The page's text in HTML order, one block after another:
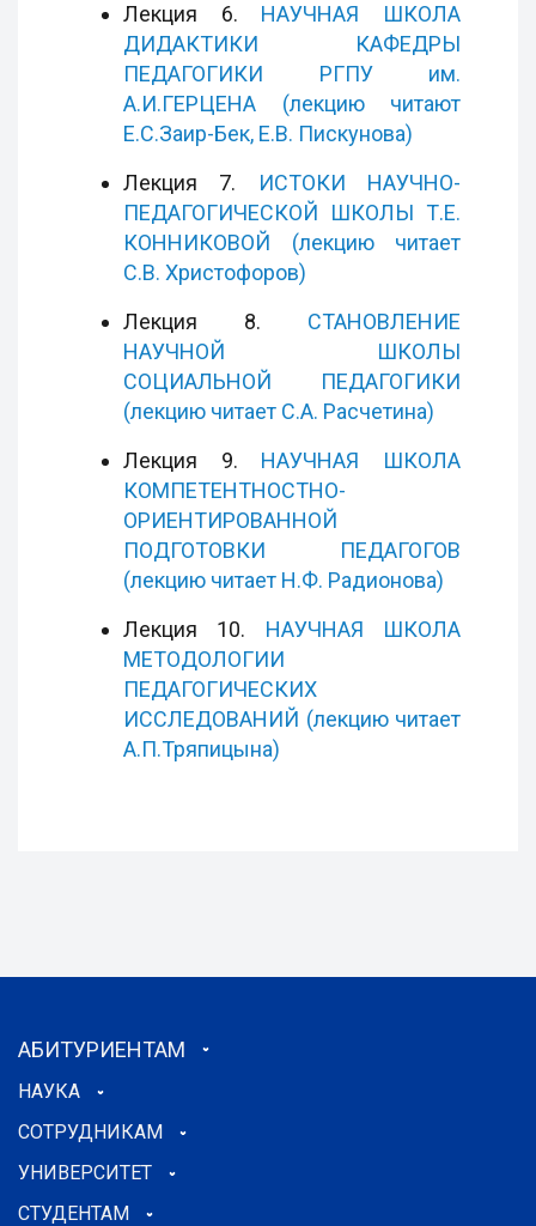
Лекция 6. НАУЧНАЯ ШКОЛА
ДИДАКТИКИ КАФЕДРЫ
ПЕДАГОГИКИ РГПУ им.
А.И.ГЕРЦЕНА (лекцию читают
Е.С.Заир-Бек, Е.В. Пискунова)
Лекция 7.
ИСТОКИ НАУЧНО-
ПЕДАГОГИЧЕСКОЙ ШКОЛЫ Т.Е.
КОННИКОВОЙ (лекцию читает
С.В. Христофоров)
Лекция 8. СТАНОВЛЕНИЕ
НАУЧНОЙ ШКОЛЫ
СОЦИАЛЬНОЙ ПЕДАГОГИКИ
(лекцию читает С.А. Расчетина)
Лекция 9. НАУЧНАЯ ШКОЛА
КОМПЕТЕНТНОСТНО-
ОРИЕНТИРОВАННОЙ
ПОДГОТОВКИ ПЕДАГОГОВ
(лекцию читает Н.Ф. Радионова)
Лекция 10. НАУЧНАЯ ШКОЛА
МЕТОДОЛОГИИ
ПЕДАГОГИЧЕСКИХ
ИССЛЕДОВАНИЙ (лекцию читает
А.П.Тряпицына)
АБИТУРИЕНТАМ
НАУКА
СОТРУДНИКАМ
УНИВЕРСИТЕТ
СТУДЕНТАМ